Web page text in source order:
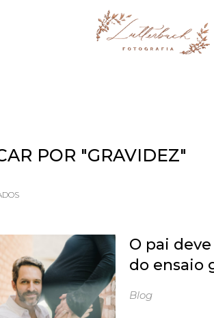
POR "GRAVIDEZ"
O pai
do ensaio
Blog